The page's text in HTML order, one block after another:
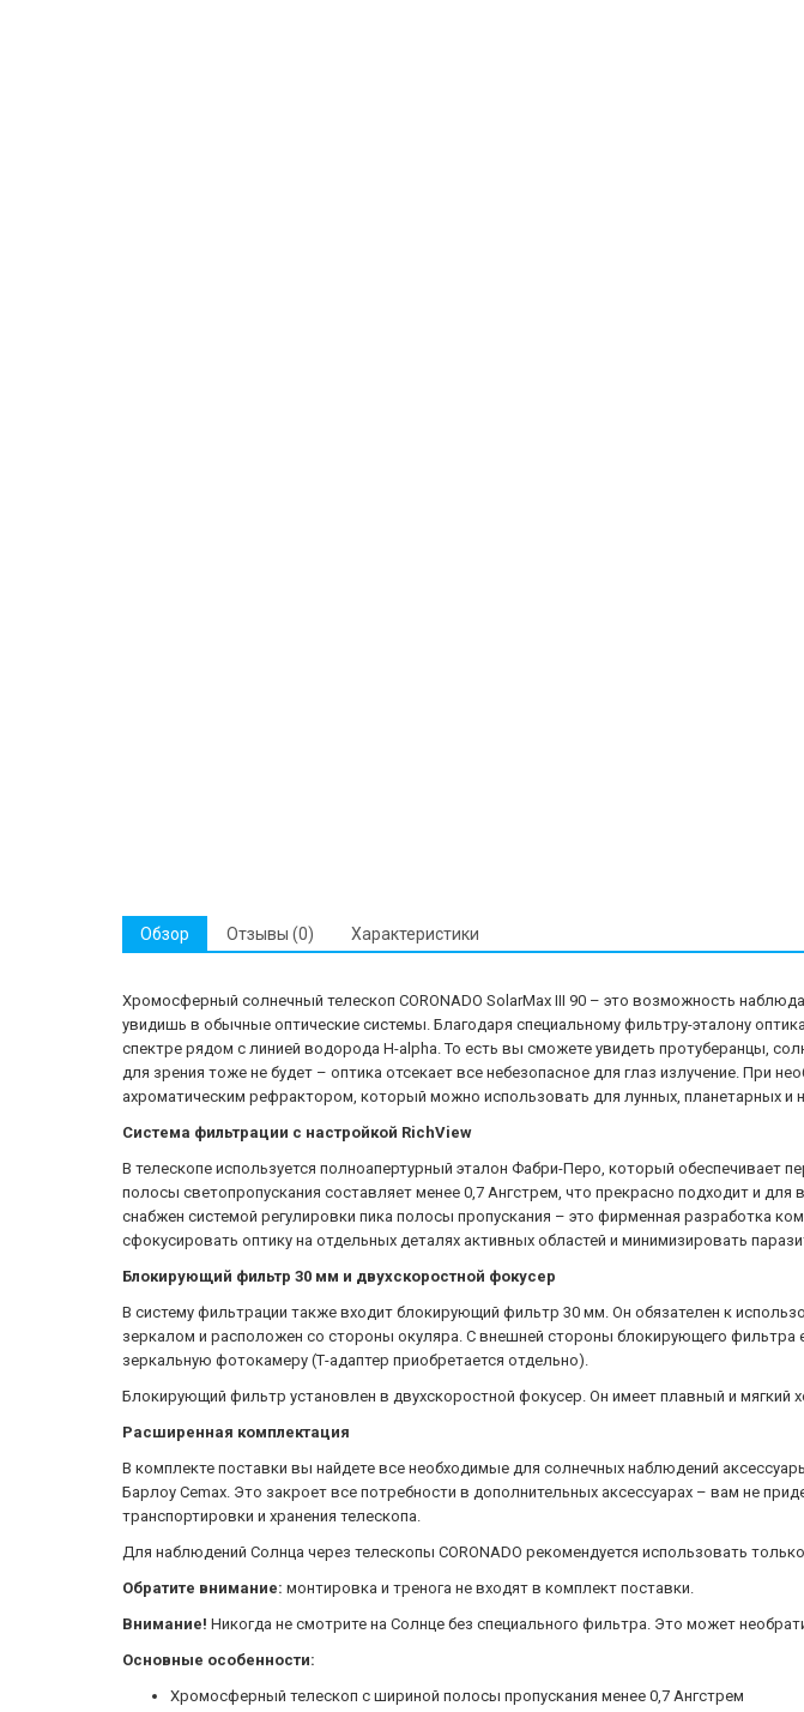
Обзор Отзывы (0) Характеристики
Хромосферный солнечный телескоп CORONADO SolarMax III 90 – это возможность
увидишь в обычные оптические системы. Благодаря специальному фильтру-эталону
спектре рядом с линией водорода H-alpha. То есть вы сможете увидеть протуберанцы,
для зрения тоже не будет – оптика отсекает все небезопасное для глаз излучение. При
ахроматическим рефрактором, который можно использовать для лунных, планетарных и
Система фильтрации с настройкой RichView
В телескопе используется полноапертурный эталон Фабри-Перо, который обеспечивает
полосы светопропускания составляет менее 0,7 Ангстрем, что прекрасно подходит и
снабжен системой регулировки пика полосы пропускания – это фирменная разработка
сфокусировать оптику на отдельных деталях активных областей и минимизировать
Блокирующий фильтр 30 мм и двухскоростной фокусер
В систему фильтрации также входит блокирующий фильтр 30 мм. Он обязателен к
зеркалом и расположен со стороны окуляра. С внешней стороны блокирующего фильтра
зеркальную фотокамеру (Т-адаптер приобретается отдельно).
Блокирующий фильтр установлен в двухскоростной фокусер. Он имеет плавный и мягкий
Расширенная комплектация
В комплекте поставки вы найдете все необходимые для солнечных наблюдений
Барлоу Cemax. Это закроет все потребности в дополнительных аксессуарах – вам не
транспортировки и хранения телескопа.
Для наблюдений Солнца через телескопы CORONADO рекомендуется использовать
Обратите внимание: монтировка и тренога не входят в комплект поставки.
Внимание! Никогда не смотрите на Солнце без специального фильтра. Это может
Основные особенности:
Хромосферный телескоп с шириной полосы пропускания менее 0,7 Ангстрем